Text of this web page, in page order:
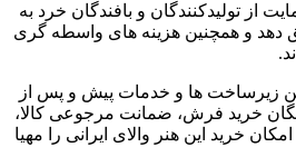
از تولیدکنندگان و بافندگان خرد به
و همچنین هزینه های واسطه گری
.
زیرساخت ها و خدمات پیش و پس از
خرید فرش، ضمانت مرجوعی کالا،
خرید این هنر والای ایرانی را مهیا